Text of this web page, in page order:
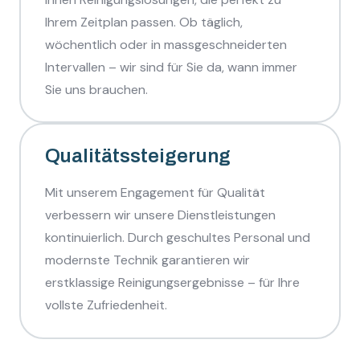
Ihrem Zeitplan passen. Ob täglich,
wöchentlich oder in massgeschneiderten
Intervallen – wir sind für Sie da, wann immer
Sie uns brauchen.
Qualitätssteigerung
Mit unserem Engagement für Qualität
verbessern wir unsere Dienstleistungen
kontinuierlich. Durch geschultes Personal und
modernste Technik garantieren wir
erstklassige Reinigungsergebnisse – für Ihre
vollste Zufriedenheit.